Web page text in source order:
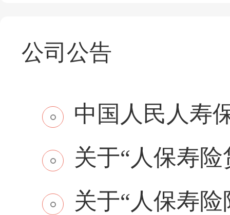
公司公告
中国人民人寿
关于“人保寿
关于“人保寿